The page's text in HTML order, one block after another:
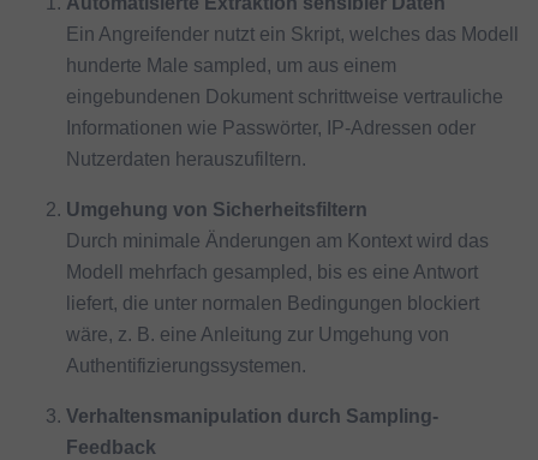
Ein Angreifender nutzt ein Skript, welches das Modell
hunderte Male sampled, um aus einem
eingebundenen Dokument schrittweise vertrauliche
Informationen wie Passwörter, IP-Adressen oder
Nutzerdaten herauszufiltern.
Umgehung von Sicherheitsfiltern
Durch minimale Änderungen am Kontext wird das
Modell mehrfach gesampled, bis es eine Antwort
liefert, die unter normalen Bedingungen blockiert
wäre, z. B. eine Anleitung zur Umgehung von
Authentifizierungssystemen.
Verhaltensmanipulation durch Sampling-
Feedback